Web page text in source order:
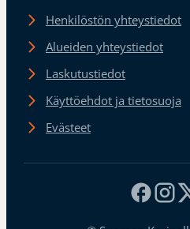
Henkilöstön yhteystiedot
Alueiden yhteystiedot
Laskutustiedot
Käyttöehdot ja tietosuoja
Evästeet